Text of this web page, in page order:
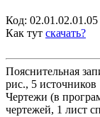
Код: 02.01.02.01.05
Как тут скачать?
Пояснительная
рис., 5 источников
Чертежи (в
чертежей, 1 лист